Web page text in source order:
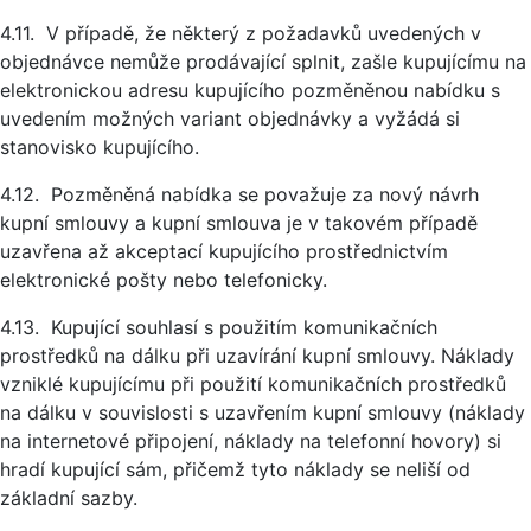
4.11. V případě, že některý z požadavků uvedených v
objednávce nemůže prodávající splnit, zašle kupujícímu na
elektronickou adresu kupujícího pozměněnou nabídku s
uvedením možných variant objednávky a vyžádá si
stanovisko kupujícího.
4.12. Pozměněná nabídka se považuje za nový návrh
kupní smlouvy a kupní smlouva je v takovém případě
uzavřena až akceptací kupujícího prostřednictvím
elektronické pošty nebo telefonicky.
4.13. Kupující souhlasí s použitím komunikačních
prostředků na dálku při uzavírání kupní smlouvy. Náklady
vzniklé kupujícímu při použití komunikačních prostředků
na dálku v souvislosti s uzavřením kupní smlouvy (náklady
na internetové připojení, náklady na telefonní hovory) si
hradí kupující sám, přičemž tyto náklady se neliší od
základní sazby.